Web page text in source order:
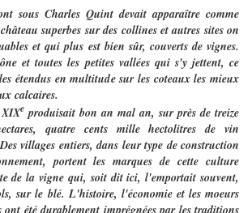
sous Charles Quint devait apparaître comme
superbes sur des collines et autres sites on
et qui plus est bien sûr, couverts de vignes.
et toutes les petites vallées qui s'y jettent, ce
étendus en multitude sur les coteaux les mieux
calcaires.
e produisait bon an mal an, sur près de treize
quatre cents mille hectolitres de vin
villages entiers, dans leur type de construction
portent les marques de cette culture
de la vigne qui, soit dit ici, l'emportait souvent,
sur le blé. L'histoire, l'économie et les moeurs